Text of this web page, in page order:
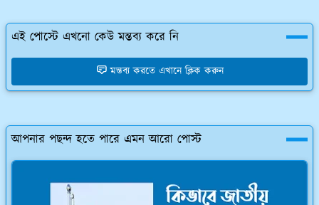
এই পোস্টে এখনো কেউ মন্তব্য করে নি
মন্তব্য করতে এখানে ক্লিক করুন
আপনার পছন্দ হতে পারে এমন আরো পোস্ট